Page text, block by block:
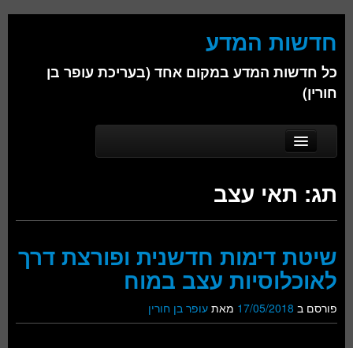
חדשות המדע
כל חדשות המדע במקום אחד (בעריכת עופר בן
חורין)
Main menu
Skip to primary content
Skip to secondary content
אודות
כימיה
פיזיקה
חברה
תג: תאי עצב
שיטת דימות חדשנית ופורצת דרך
לאוכלוסיות עצב במוח
פורסם ב 17/05/2018 מאת עופר בן חורין